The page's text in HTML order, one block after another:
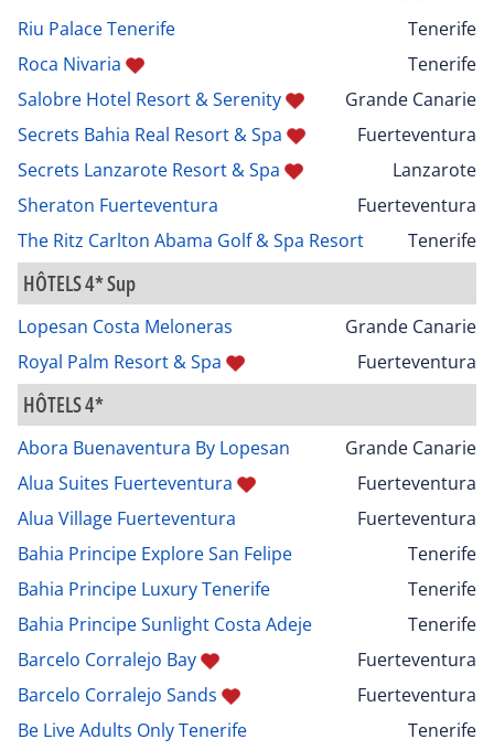
Riu Palace Tenerife
Tenerife
Roca Nivaria
Tenerife
Salobre Hotel Resort & Serenity
Grande Canarie
Secrets Bahia Real Resort & Spa
Fuerteventura
Secrets Lanzarote Resort & Spa
Lanzarote
Sheraton Fuerteventura
Fuerteventura
The Ritz Carlton Abama Golf & Spa Resort
Tenerife
HÔTELS 4* Sup
Lopesan Costa Meloneras
Grande Canarie
Royal Palm Resort & Spa
Fuerteventura
HÔTELS 4*
Abora Buenaventura By Lopesan
Grande Canarie
Alua Suites Fuerteventura
Fuerteventura
Alua Village Fuerteventura
Fuerteventura
Bahia Principe Explore San Felipe
Tenerife
Bahia Principe Luxury Tenerife
Tenerife
Bahia Principe Sunlight Costa Adeje
Tenerife
Barcelo Corralejo Bay
Fuerteventura
Barcelo Corralejo Sands
Fuerteventura
Be Live Adults Only Tenerife
Tenerife